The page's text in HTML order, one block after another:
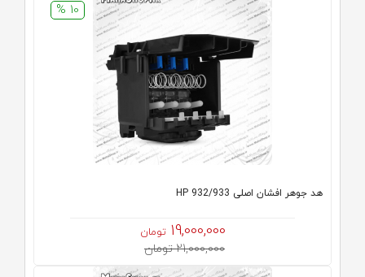
10 %
هد جوهر افشان اصلی HP 932/933
19,000,000 تومان
21,000,000 تومان